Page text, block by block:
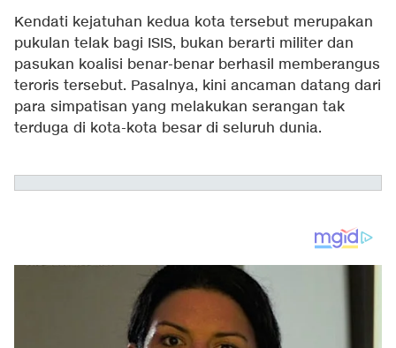
Kendati kejatuhan kedua kota tersebut merupakan
pukulan telak bagi ISIS, bukan berarti militer dan
pasukan koalisi benar-benar berhasil memberangus
teroris tersebut. Pasalnya, kini ancaman datang dari
para simpatisan yang melakukan serangan tak
terduga di kota-kota besar di seluruh dunia.